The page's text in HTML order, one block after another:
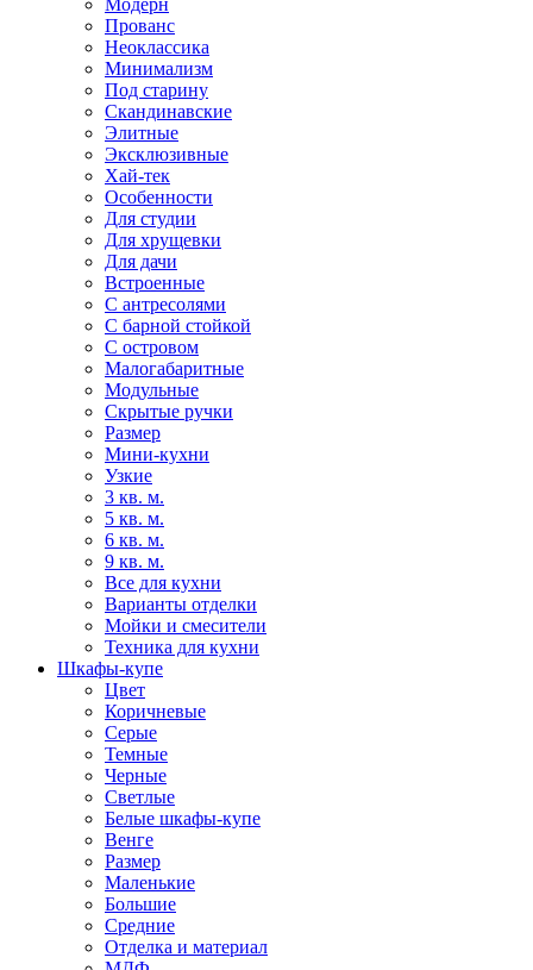
Модерн
Прованс
Неоклассика
Минимализм
Под старину
Скандинавские
Элитные
Эксклюзивные
Хай-тек
Особенности
Для студии
Для хрущевки
Для дачи
Встроенные
С антресолями
С барной стойкой
С островом
Малогабаритные
Модульные
Скрытые ручки
Размер
Мини-кухни
Узкие
3 кв. м.
5 кв. м.
6 кв. м.
9 кв. м.
Все для кухни
Варианты отделки
Мойки и смесители
Техника для кухни
Шкафы-купе
Цвет
Коричневые
Серые
Темные
Черные
Светлые
Белые шкафы-купе
Венге
Размер
Маленькие
Большие
Средние
Отделка и материал